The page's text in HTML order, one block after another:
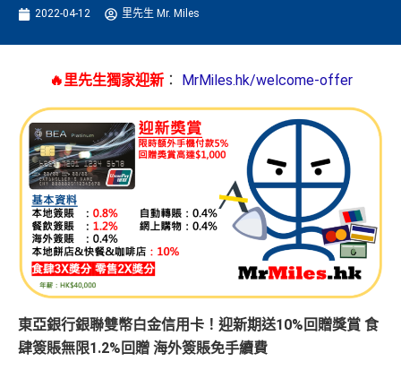
2022-04-12 里先生 Mr. Miles
🔥里先生獨家迎新： MrMiles.hk/welcome-offer
東亞銀行銀聯雙幣白金信用卡！迎新期送10%回贈獎賞 食
肆簽賬無限1.2%回贈 海外簽賬免手續費